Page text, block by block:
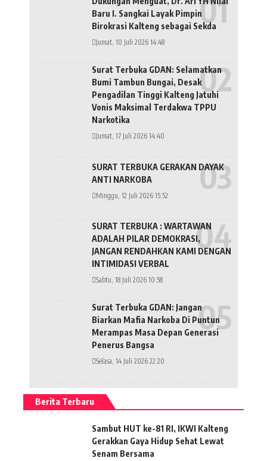
Baru I. Sangkai Layak Pimpin
Birokrasi Kalteng sebagai Sekda
Jumat, 10 Juli 2026 14:48
Surat Terbuka GDAN: Selamatkan
Bumi Tambun Bungai, Desak
Pengadilan Tinggi Kalteng Jatuhi
Vonis Maksimal Terdakwa TPPU
Narkotika
Jumat, 17 Juli 2026 14:40
SURAT TERBUKA GERAKAN DAYAK
ANTI NARKOBA
Minggu, 12 Juli 2026 15:52
SURAT TERBUKA : WARTAWAN
ADALAH PILAR DEMOKRASI,
JANGAN RENDAHKAN KAMI DENGAN
INTIMIDASI VERBAL
Sabtu, 18 Juli 2026 10:58
Surat Terbuka GDAN: Jangan
Biarkan Mafia Narkoba Di Puntun
Merampas Masa Depan Generasi
Penerus Bangsa
Selasa, 14 Juli 2026 22:20
Berita Terbaru
Sambut HUT ke-81 RI, IKWI Kalteng
Gerakkan Gaya Hidup Sehat Lewat
Senam Bersama